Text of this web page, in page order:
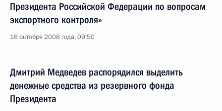
Президента Российской Федерации по вопросам
экспортного контроля»
16 октября 2008 года, 09:50
Дмитрий Медведев распорядился выделить
денежные средства из резервного фонда
Президента